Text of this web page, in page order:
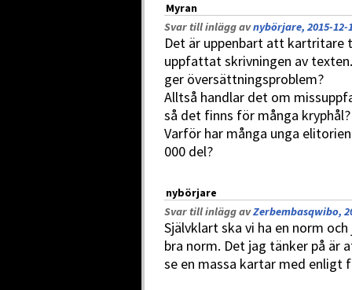
Myran
Svar till inlägg avnybörjare, 2015-12-
Det är uppenbart att kartritare
uppfattat skrivningen av
ger översättningsproblem?
Alltså handlar det om
så det finns för många kryphål?
Varför har många unga
000 del?
nybörjare
Svar till inlägg avZerbembasqwibo,
Självklart ska vi ha en norm
bra norm. Det jag tänker på
se en massa kartar med enligt